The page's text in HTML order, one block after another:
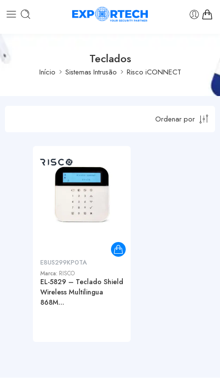
Teclados
Início Sistemas Intrusão Risco iCONNECT
Ordenar por
E8US299KP0TA
Marca: RISCO
EL-5829 – Teclado Shield
Wireless Multilingua
868M...